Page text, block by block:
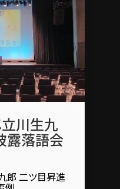
川生九
露落語会
郎 二ツ目昇進